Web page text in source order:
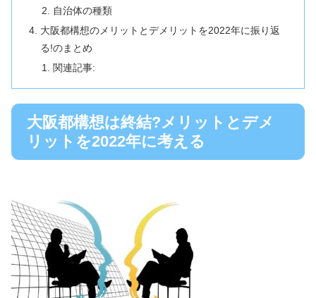
自治体の種類
大阪都構想のメリットとデメリットを2022年に振り返
る!のまとめ
関連記事:
大阪都構想は終結?メリットとデメ
リットを2022年に考える